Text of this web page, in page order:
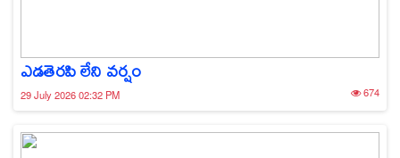
ఎడతెరపి లేని వర్షం
29 July 2026 02:32 PM 674